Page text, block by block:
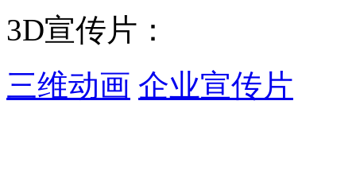
3D宣传片：
三维动画 企业宣传片